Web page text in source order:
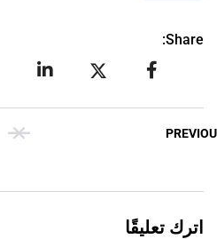
Share:
اترك تعليقًا